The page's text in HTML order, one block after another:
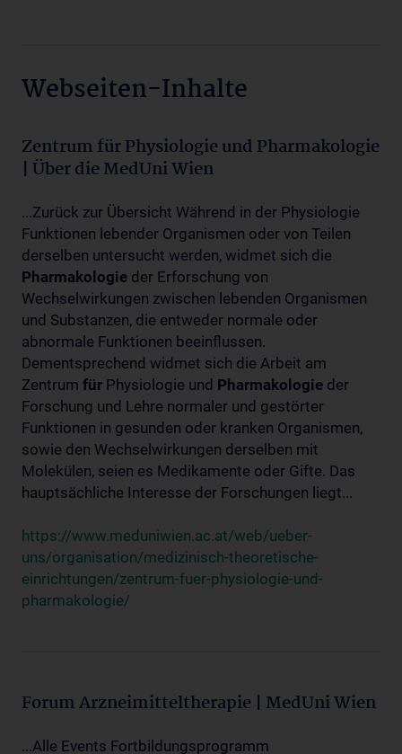
Webseiten-Inhalte
Zentrum für Physiologie und Pharmakologie
| Über die MedUni Wien
...Zurück zur Übersicht Während in der Physiologie
Funktionen lebender Organismen oder von Teilen
derselben untersucht werden, widmet sich die
Pharmakologie der Erforschung von
Wechselwirkungen zwischen lebenden Organismen
und Substanzen, die entweder normale oder
abnormale Funktionen beeinflussen.
Dementsprechend widmet sich die Arbeit am
Zentrum für Physiologie und Pharmakologie der
Forschung und Lehre normaler und gestörter
Funktionen in gesunden oder kranken Organismen,
sowie den Wechselwirkungen derselben mit
Molekülen, seien es Medikamente oder Gifte. Das
hauptsächliche Interesse der Forschungen liegt...
https://www.meduniwien.ac.at/web/ueber-
uns/organisation/medizinisch-theoretische-
einrichtungen/zentrum-fuer-physiologie-und-
pharmakologie/
Forum Arzneimitteltherapie | MedUni Wien
...Alle Events Fortbildungsprogramm